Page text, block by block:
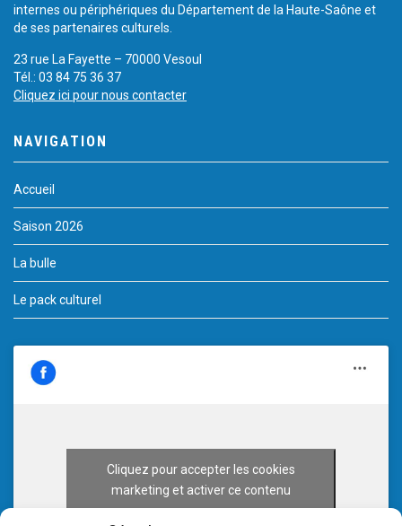
internes ou périphériques du Département de la Haute-Saône et
de ses partenaires culturels.
23 rue La Fayette – 70000 Vesoul
Tél.: 03 84 75 36 37
Cliquez ici pour nous contacter
NAVIGATION
Accueil
Saison 2026
La bulle
Le pack culturel
Cliquez pour accepter les cookies
marketing et activer ce contenu